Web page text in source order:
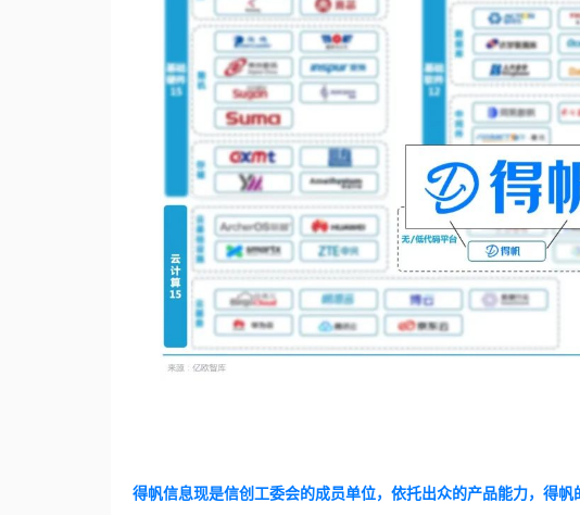
得帆信息现是信创工委会的成员单位，依托出众的产品能力，得